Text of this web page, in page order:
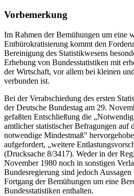
Vorbemerkung
Im Rahmen der Bemühungen um eine
Entbürokratisierung kommt den
Bereinigung des Statistikwesens
Erhebung von Bundesstatistiken mit
der Wirtschaft, vor allem bei kleinen
verbunden ist.
Bei der Verabschiedung des ersten
der Deutsche Bundestag am 29.
gefaßten Entschließung die
amtlicher statistischer Befragungen auf
notwendige Mindestmaß"
aufgefordert, „weitere
(Drucksache 8/3417). Weder in der
November 1980 noch in sonstigen
Bundesregierung sind jedoch
Fortgang der Bemühungen um eine
Bundesstatistiken enthalten.